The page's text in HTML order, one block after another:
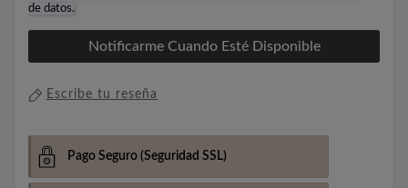
de datos.
Notificarme Cuando Esté Disponible
Escribe tu reseña
Pago Seguro (Seguridad SSL)